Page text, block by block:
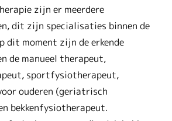
zijn er meerdere
dit zijn specialisaties binnen de
dit moment zijn de erkende
de manueel therapeut,
sportfysiotherapeut,
ouderen (geriatrisch
bekkenfysiotherapeut.